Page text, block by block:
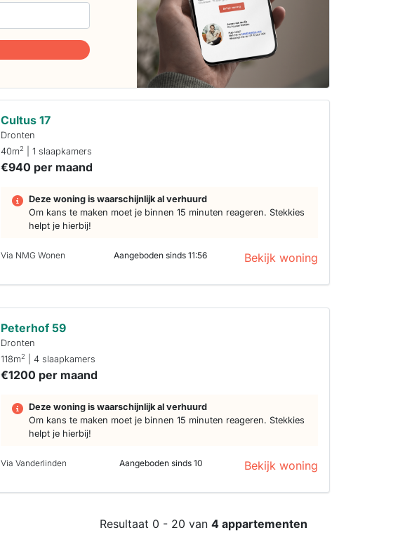
Cultus 17
Dronten
40m2 | 1 slaapkamers
€940 per maand
Deze woning is waarschijnlijk al verhuurd
Om kans te maken moet je binnen 15 minuten reageren. Stekkies
helpt je hierbij!
Via NMG Wonen Aangeboden sinds 11:56 Bekijk woning
Peterhof 59
Dronten
118m2 | 4 slaapkamers
€1200 per maand
Deze woning is waarschijnlijk al verhuurd
Om kans te maken moet je binnen 15 minuten reageren. Stekkies
helpt je hierbij!
Via Vanderlinden Aangeboden sinds 10 Bekijk woning
Resultaat 0 - 20 van 4 appartementen